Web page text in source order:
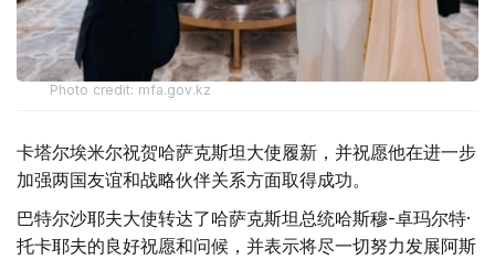
Photo credit: mfa.gov.kz
卡塔尔埃米尔祝贺哈萨克斯坦大使履新，并祝愿他在进一步
加强两国友谊和战略伙伴关系方面取得成功。
巴特尔沙耶夫大使转达了哈萨克斯坦总统哈斯穆-卓玛尔特·
托卡耶夫的良好祝愿和问候，并表示将尽一切努力发展阿斯